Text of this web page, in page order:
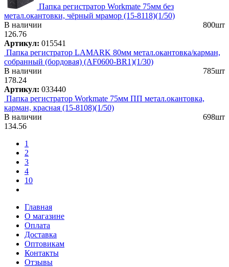
Папка регистратор Workmate 75мм без
метал.окантовки, чёрный мрамор (15-8118)(1/50)
В наличии
800шт
126.76
Артикул: 015541
Папка регистратор LAMARK 80мм метал.окантовка/карман,
собранный (бордовая) (AF0600-BR1)(1/30)
В наличии
785шт
178.24
Артикул: 033440
Папка регистратор Workmate 75мм ПП метал.окантовка,
карман, красная (15-8108)(1/50)
В наличии
698шт
134.56
1
2
3
4
10
Главная
О магазине
Оплата
Доставка
Оптовикам
Контакты
Отзывы